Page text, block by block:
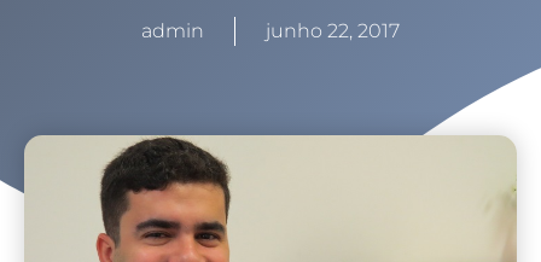
admin junho 22, 2017